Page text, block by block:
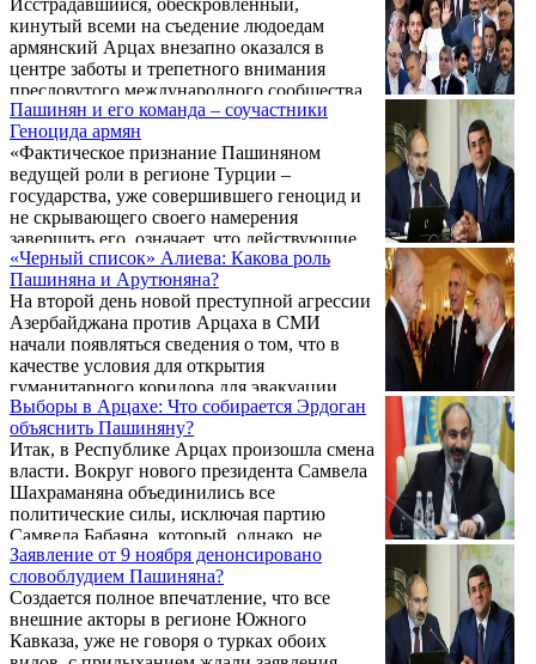
врагу с весьма красноречивым
объяснением: "Моя неявка или, хуже того,
побег нанесет серьезнейший вред нашему
многострадальному народу, многим людям".
Исстрадавшийся, обескровленный,
кинутый всеми на съедение людоедам
армянский Арцах внезапно оказался в
центре заботы и трепетного внимания
пресловутого международного сообщества.
Все наперебой, догоняя друг друга,
соревнуются за звание «главного
гуманиста». Одни срочно заслали в Ереван
своих высокопоставленных чиновников, в
то время как их оппоненты всячески рвутся
обелить себя и выставить виновниками
других. Тут даже не надо называть имена и
страны – настолько все в последние дни
откровенно, лицемерно ...
Пашинян и его команда – соучастники
Геноцида армян
«Фактическое признание Пашиняном
ведущей роли в регионе Турции –
государства, уже совершившего геноцид и
не скрывающего своего намерения
завершить его, означает, что действующие
власти РА рискуют стать еще и
соучастниками уже происходящего в
Арцахе геноцида», – писал «ГА» 13
сентября. Спустя всего 12 дней можно
смело утверждать, что это произошло:
власти Армении во главе с Пашиняном
стали соучастниками чудовищного,
масштабного преступления против
армянского народа, которое ведущие
мировые специалисты ...
«Черный список» Алиева: Какова роль
Пашиняна и Арутюняна?
На второй день новой преступной агрессии
Азербайджана против Арцаха в СМИ
начали появляться сведения о том, что в
качестве условия для открытия
гуманитарного коридора для эвакуации
жителей Баку требует выдать несколько
сотен арцахцев, согласно представленному
списку. Газета «Грапарак» со ссылкой на
свой источник в ВС РА и вовсе сообщила,
что список состоит из 30 000 имен – не
только государственных, военных и
общественных деятелей, но и обычных
жителей, мужчин от 18 до 75 лет, которых в
Азербайджане ...
Выборы в Арцахе: Что собирается Эрдоган
объяснить Пашиняну?
Итак, в Республике Арцах произошла смена
власти. Вокруг нового президента Самвела
Шахраманяна объединились все
политические силы, исключая партию
Самвела Бабаяна, который, однако, не
решился пойти на открытую конфронтацию
и силовые действия. Выборы в
Национальном Собрании прошли без
потрясений, угроза которых была
очевидной. Тем не менее, понятно, что
Заявление от 9 ноября денонсировано
словоблудием Пашиняна?
Создается полное впечатление, что все
внешние акторы в регионе Южного
Кавказа, уже не говоря о турках обоих